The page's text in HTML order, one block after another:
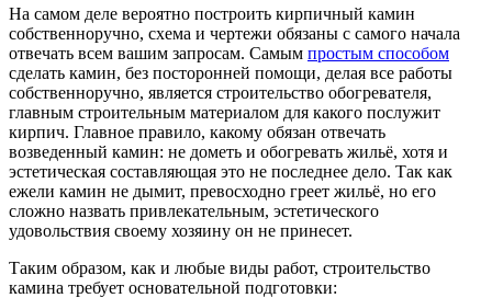
На самом деле вероятно построить кирпичный камин
собственноручно, схема и чертежи обязаны с самого начала
отвечать всем вашим запросам. Самым простым способом
сделать камин, без посторонней помощи, делая все работы
собственноручно, является строительство обогревателя,
главным строительным материалом для какого послужит
кирпич. Главное правило, какому обязан отвечать
возведенный камин: не дометь и обогревать жильё, хотя и
эстетическая составляющая это не последнее дело. Так как
ежели камин не дымит, превосходно греет жильё, но его
сложно назвать привлекательным, эстетического
удовольствия своему хозяину он не принесет.
Таким образом, как и любые виды работ, строительство
камина требует основательной подготовки: